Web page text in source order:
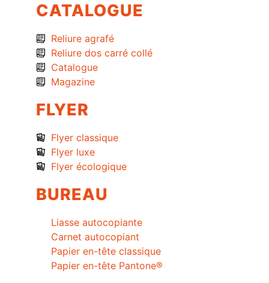
CATALOGUE
Reliure agrafé
Reliure dos carré collé
Catalogue
Magazine
FLYER
Flyer classique
Flyer luxe
Flyer écologique
BUREAU
Liasse autocopiante
Carnet autocopiant
Papier en-tête classique
Papier en-tête Pantone®